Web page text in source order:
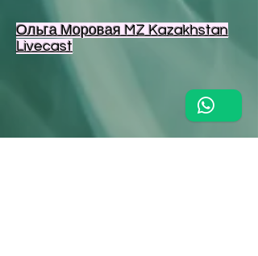
Ольга Моровая MZ Kazakhstan
Livecast